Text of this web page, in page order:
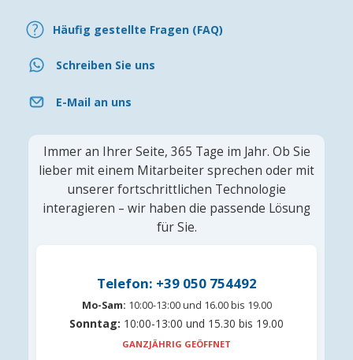
Häufig gestellte Fragen (FAQ)
Schreiben Sie uns
E-Mail an uns
Immer an Ihrer Seite, 365 Tage im Jahr. Ob Sie
lieber mit einem Mitarbeiter sprechen oder mit
unserer fortschrittlichen Technologie
interagieren – wir haben die passende Lösung
für Sie.
Telefon: +39 050 754492
Mo-Sam: 10:00-13:00 und 16.00 bis 19.00
Sonntag: 10:00-13:00 und 15.30 bis 19.00
GANZJÄHRIG GEÖFFNET